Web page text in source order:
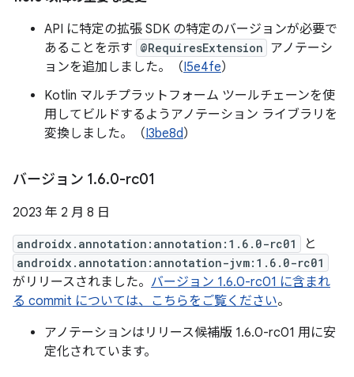
API に特定の拡張 SDK の特定のバージョンが必要で
あることを示す @RequiresExtension アノテーシ
ョンを追加しました。（I5e4fe）
Kotlin マルチプラットフォーム ツールチェーンを使
用してビルドするようアノテーション ライブラリを
変換しました。（I3be8d）
バージョン 1.6.0-rc01
2023 年 2 月 8 日
androidx.annotation:annotation:1.6.0-rc01 と
androidx.annotation:annotation-jvm:1.6.0-rc01
がリリースされました。 バージョン 1.6.0-rc01 に含まれ
る commit については、こちらをご覧ください。
アノテーションはリリース候補版 1.6.0-rc01 用に安
定化されています。